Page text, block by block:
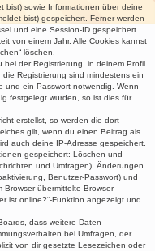
bist) sowie Informationen über deine
bist) gespeichert. Ferner werden
und eine Session-ID gespeichert.
von einem Jahr. Alle Cookies kannst
löschen.
der Registrierung, in deinem Profil
Registrierung sind mindestens ein
und ein Passwort notwendig. Wenn
festgelegt wurden, so ist dies für
erstellst, so werden die dort
gilt, wenn du einen Beitrag als
auch deine IP-Adresse gespeichert.
gespeichert: Löschen und
und Umfragen), Änderungen
Benutzer-Passwort) und
übermittelte Browser-
ist online?“-Funktion angezeigt und
dass weitere Daten
bei Umfragen, der
von dir gesetzte Lesezeichen oder